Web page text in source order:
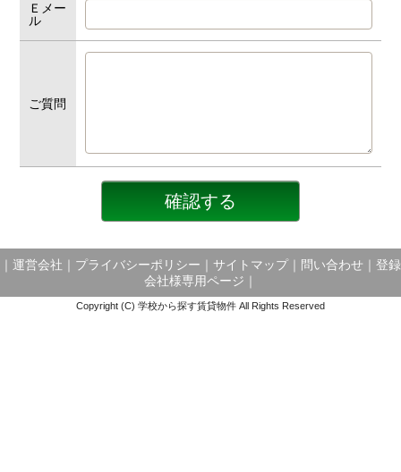
Ｅメー
ル
ご質問
運営会社 プライバシーポリシー サイトマップ｜ 問い合わせ
登録
会社様専用ページ
Copyright (C) 学校から探す賃貸物件 All Rights Reserved